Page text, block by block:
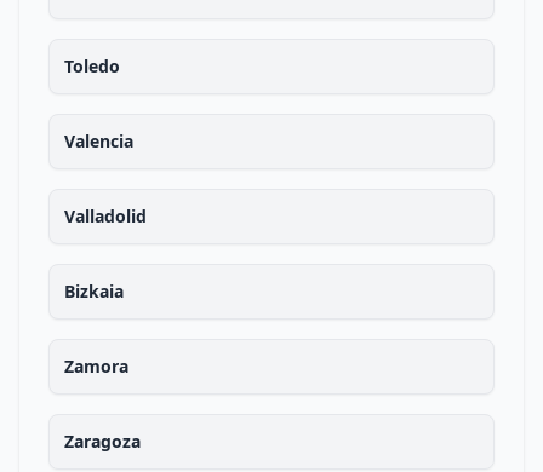
Toledo
Valencia
Valladolid
Bizkaia
Zamora
Zaragoza